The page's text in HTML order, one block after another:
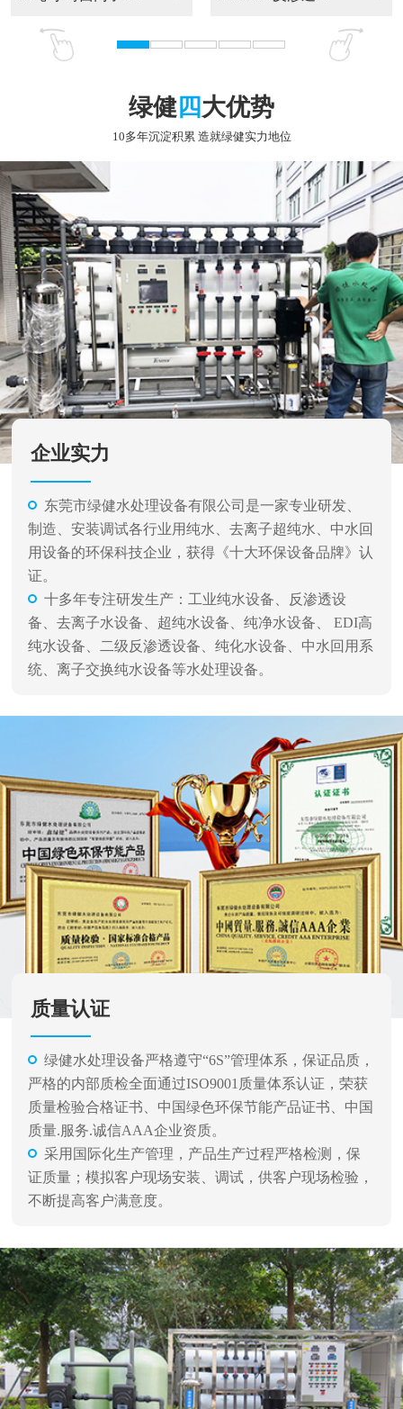
绿健 四大优势
10多年沉淀积累 造就绿健实力地位
企业实力
东莞市绿健水处理设备有限公司是一家专业研发、
制造、安装调试各行业用纯水、去离子超纯水、中水回
用设备的环保科技企业，获得《十大环保设备品牌》认
证。
十多年专注研发生产：工业纯水设备、反渗透设
备、去离子水设备、超纯水设备、纯净水设备、 EDI高
纯水设备、二级反渗透设备、纯化水设备、中水回用系
统、离子交换纯水设备等水处理设备。
质量认证
绿健水处理设备严格遵守“6S”管理体系，保证品质，
严格的内部质检全面通过ISO9001质量体系认证，荣获
质量检验合格证书、中国绿色环保节能产品证书、中国
质量.服务.诚信AAA企业资质。
采用国际化生产管理，产品生产过程严格检测，保
证质量；模拟客户现场安装、调试，供客户现场检验，
不断提高客户满意度。